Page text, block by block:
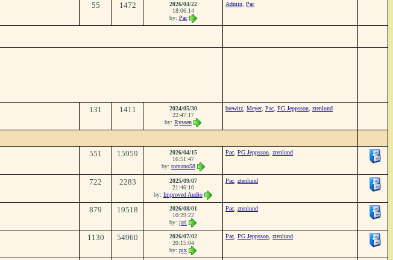
55 1472
2026/04/22
18:06:14
by: Pac
Admin Pac
131 1411
2024/05/30
22:47:17
by: Ryssen
brewitz Meyer, Pac PG Jeppsson ztenlund
551 15959
2026/04/15
16:51:47
by: tomano58
Pac PG Jeppsson ztenlund
722 2283
2025/09/07
21:46:10
by: Improved Audio
Pac ztenlund
879 19518
2026/08/01
10:29:22
by: jari
Pac ztenlund
1130 54960
2026/07/02
20:15:04
by: pix
Pac PG Jeppsson ztenlund